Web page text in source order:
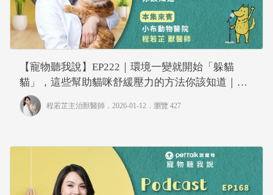
【寵物聽我說】EP222｜環境一變就開始「躲貓
貓」，這些幫助貓咪舒緩壓力的方法你該知道｜專
業獸醫—程若芷
程若芷主治獸醫師 ．2026-01-12． 瀏覽 427